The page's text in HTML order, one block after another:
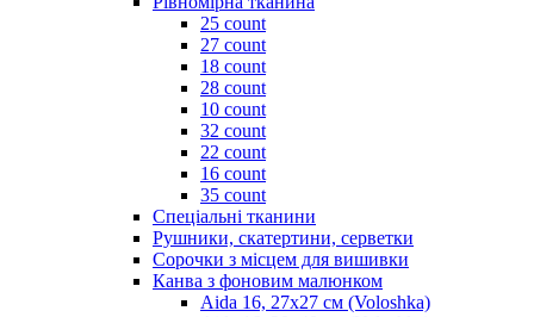
25 count
27 count
18 count
28 count
10 count
32 count
22 count
16 count
35 count
Спеціальні тканини
Рушники, скатертини, серветки
Сорочки з місцем для вишивки
Канва з фоновим малюнком
Aida 16, 27х27 см (Voloshka)